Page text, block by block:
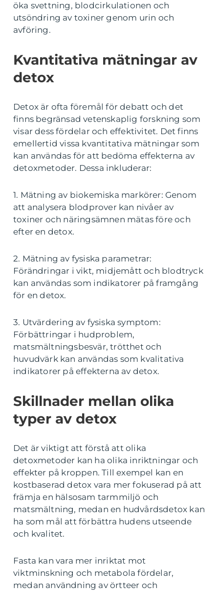
öka svettning, blodcirkulationen och
utsöndring av toxiner genom urin och
avföring.
Kvantitativa mätningar av
detox
Detox är ofta föremål för debatt och det
finns begränsad vetenskaplig forskning som
visar dess fördelar och effektivitet. Det finns
emellertid vissa kvantitativa mätningar som
kan användas för att bedöma effekterna av
detoxmetoder. Dessa inkluderar:
1. Mätning av biokemiska markörer: Genom
att analysera blodprover kan nivåer av
toxiner och näringsämnen mätas före och
efter en detox.
2. Mätning av fysiska parametrar:
Förändringar i vikt, midjemått och blodtryck
kan användas som indikatorer på framgång
för en detox.
3. Utvärdering av fysiska symptom:
Förbättringar i hudproblem,
matsmältningsbesvär, trötthet och
huvudvärk kan användas som kvalitativa
indikatorer på effekterna av detox.
Skillnader mellan olika
typer av detox
Det är viktigt att förstå att olika
detoxmetoder kan ha olika inriktningar och
effekter på kroppen. Till exempel kan en
kostbaserad detox vara mer fokuserad på att
främja en hälsosam tarmmiljö och
matsmältning, medan en hudvårdsdetox kan
ha som mål att förbättra hudens utseende
och kvalitet.
Fasta kan vara mer inriktat mot
viktminskning och metabola fördelar,
medan användning av örtteer och